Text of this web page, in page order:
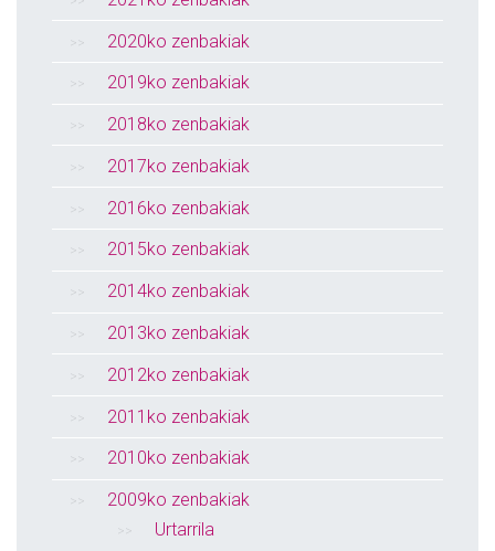
2020ko zenbakiak
2019ko zenbakiak
2018ko zenbakiak
2017ko zenbakiak
2016ko zenbakiak
2015ko zenbakiak
2014ko zenbakiak
2013ko zenbakiak
2012ko zenbakiak
2011ko zenbakiak
2010ko zenbakiak
2009ko zenbakiak
Urtarrila